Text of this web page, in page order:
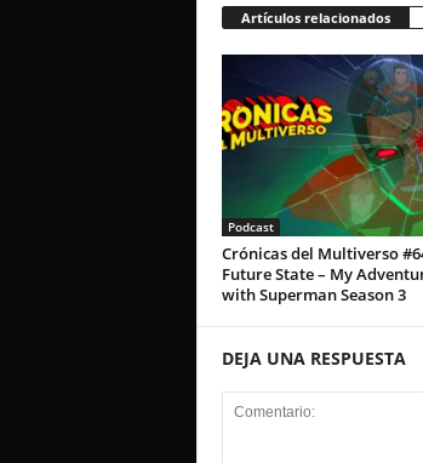
Artículos relacionados
Podcast
Crónicas del Multiverso
Future State – My
with Superman Season 3
DEJA UNA RESPUESTA